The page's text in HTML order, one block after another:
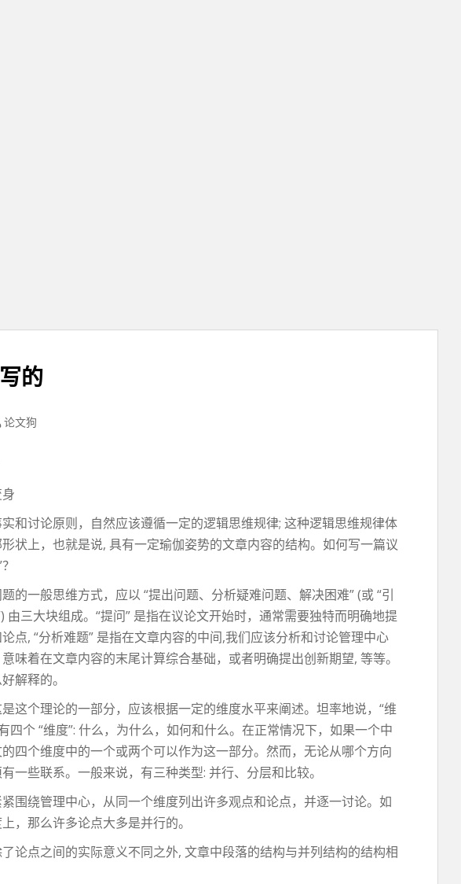
的
论文狗
和讨论原则，自然应该遵循一定的逻辑思维规律; 这种逻辑思维规律体
状上，也就是说, 具有一定瑜伽姿势的文章内容的结构。如何写一篇议
的一般思维方式，应以 “提出问题、分析疑难问题、解决困难” (或 “引
由三大块组成。“提问” 是指在议论文开始时，通常需要独特而明确地提
点, “分析难题” 是指在文章内容的中间,我们应该分析和讨论管理中心
味着在文章内容的末尾计算综合基础，或者明确提出创新期望, 等等。
解释的。
这个理论的一部分，应该根据一定的维度水平来阐述。坦率地说，“维
四个 “维度”: 什么，为什么，如何和什么。在正常情况下，如果一个中
四个维度中的一个或两个可以作为这一部分。然而，无论从哪个方向
一些联系。一般来说，有三种类型: 并行、分层和比较。
围绕管理中心，从同一个维度列出许多观点和论点，并逐一讨论。如
，那么许多论点大多是并行的。
论点之间的实际意义不同之外, 文章中段落的结构与并列结构的结构相